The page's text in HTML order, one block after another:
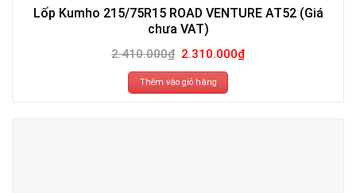
Lốp Kumho 215/75R15 ROAD VENTURE AT52 (Giá
chưa VAT)
2.410.000₫ Giá
gốc
là:
2.410.000₫.
2.310.000₫Giá
hiện
Thêm vào giỏ hàng